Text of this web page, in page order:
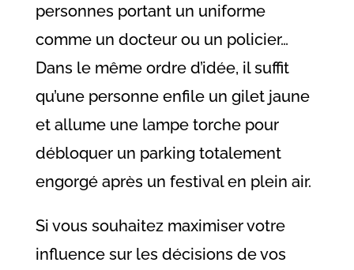
personnes portant un uniforme
comme un docteur ou un policier…
Dans le même ordre d’idée, il suffit
qu’une personne enfile un gilet jaune
et allume une lampe torche pour
débloquer un parking totalement
engorgé après un festival en plein air.
Si vous souhaitez maximiser votre
influence sur les décisions de vos